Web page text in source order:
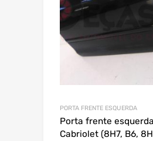
PORTA FRENTE ESQUERDA
Porta frente
Cabriolet (8H7, B6,